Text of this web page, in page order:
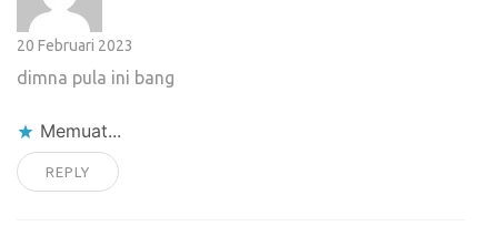
20 Februari 2023
dimna pula ini bang
Memuat...
REPLY